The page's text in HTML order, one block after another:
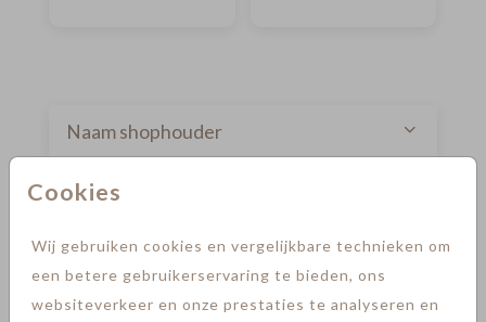
Cookies
Wij gebruiken cookies en vergelijkbare technieken om
een betere gebruikerservaring te bieden, ons
websiteverkeer en onze prestaties te analyseren en
Naam shophouder
Contact email
Korting codes